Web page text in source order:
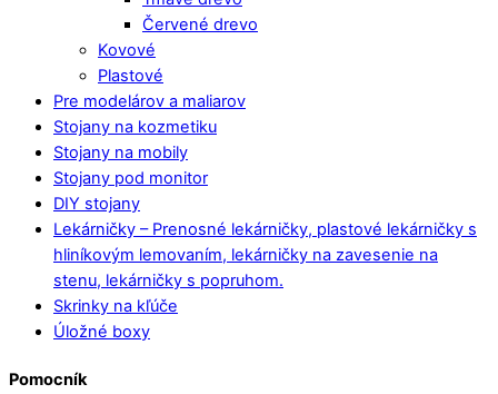
Červené drevo
Kovové
Plastové
Pre modelárov a maliarov
Stojany na kozmetiku
Stojany na mobily
Stojany pod monitor
DIY stojany
Lekárničky – Prenosné lekárničky, plastové lekárničky s
hliníkovým lemovaním, lekárničky na zavesenie na
stenu, lekárničky s popruhom.
Skrinky na kľúče
Úložné boxy
Pomocník